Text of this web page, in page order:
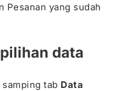
Pesanan yang sudah
data
tab Data